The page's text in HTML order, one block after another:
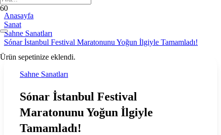
Ürün sepetinize eklendi.
Anasayfa
Sanat
Sahne Sanatları
Sónar İstanbul Festival Maratonunu Yoğun İlgiyle Tamamladı!
Sahne Sanatları
Sónar İstanbul Festival
Maratonunu Yoğun İlgiyle
Tamamladı!